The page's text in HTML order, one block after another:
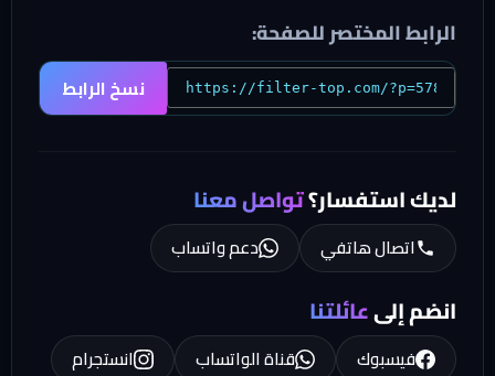
الرابط المختصر للصفحة:
نسخ الرابط
لديك استفسار؟تواصل معنا
اتصال هاتفي دعم واتساب
انضم إلىعائلتنا
فيسبوك قناة الواتساب
انستجرام